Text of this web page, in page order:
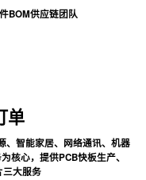
BOM供应链团队
单
、智能家居、网络通讯、机器
核心，提供PCB快板生产、
三大服务